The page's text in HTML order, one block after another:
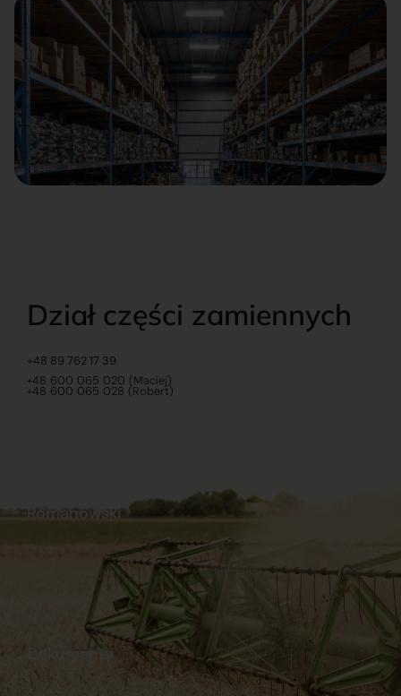
Dział części zamiennych
+48 89 762 17 39
+48 600 065 020 (Maciej)
+48 600 065 028 (Robert)
Dokumenty
Regulamin Dostawy
Romanowski
Sklep internetowy
Praca
Ubezpieczenia